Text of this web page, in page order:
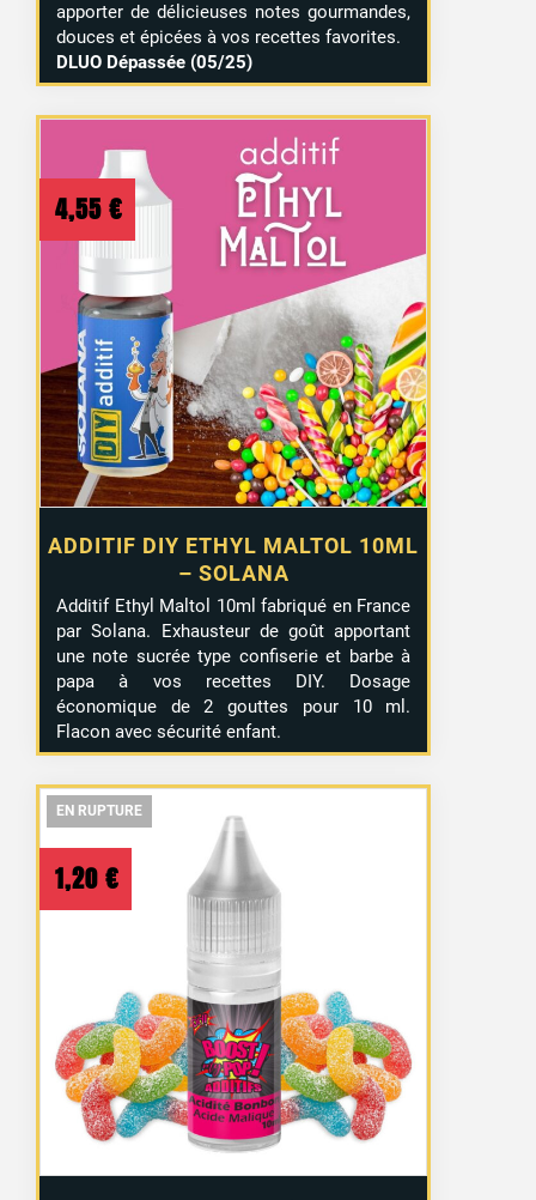
apporter de délicieuses notes gourmandes,
douces et épicées à vos recettes favorites.
DLUO Dépassée (05/25)
ADDITIF DIY ETHYL MALTOL 10ML
– SOLANA
4,55 €
Additif Ethyl Maltol 10ml fabriqué en France
par Solana. Exhausteur de goût apportant
une note sucrée type confiserie et barbe à
papa à vos recettes DIY. Dosage
économique de 2 gouttes pour 10 ml.
Flacon avec sécurité enfant.
EN RUPTURE
EN RUPTURE
1,20 €
EN RUPTURE